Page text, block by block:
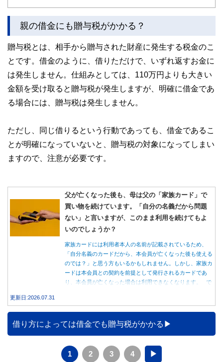
士、行政書士、投資アナリスト、キャリアコンサルタントな
かしく感じられる年金や税金、相続、保険、ローンなどの話
をわかりやすく発信している点です。
執筆者・監修者による執筆体制を築くことで、内容のわかり
やすさはもちろんのこと、読み応えのあるコンテンツと確か
な情報発信を実現しています。
コンシェルジュを目指します。
親の借金にも贈与税がかかる？
贈与税とは、相手から贈与された財産に発生する税金のこ
とです。借金のように、借りただけで、いずれ返すお金に
は発生しません。仕組みとしては、110万円よりも大きい
金額を受け取ると贈与税が発生しますが、明確に借金であ
る場合には、贈与税は発生しません。
ただし、同じ借りるという行動であっても、借金であるこ
とが明確になっていないと、贈与税の対象になってしまい
ますので、注意が必要です。
父が亡くなった後も、母は父の「家族カード」で
買い物を続けています。「自分の名義だから問題
ない」と言いますが、このまま利用を続けてもよ
いのでしょうか？
家族カードには利用者本人の名前が記載されているため、
「自分名義のカードだから、本会員が亡くなった後も使える
のでは？」と思う方もいるかもしれません。しかし、家族カ
ードは本会員との契約を前提として発行されるカードであ
り、本会員が亡くなった場合は利用できなくなります。 で
族が行うべき手続きについて分かりやすく解説します。
更新日:2026.07.31
借り方によっては借金でも贈与税がかかる
1 2 3 4 ▶